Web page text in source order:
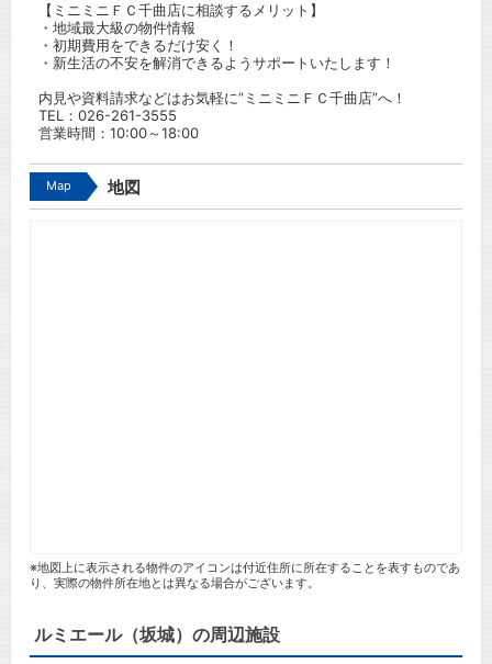
【ミニミニＦＣ千曲店に相談するメリット】
・地域最大級の物件情報
・初期費用をできるだけ安く！
・新生活の不安を解消できるようサポートいたします！
内見や資料請求などはお気軽に”ミニミニＦＣ千曲店”へ！
TEL： 026-261-3555
営業時間：10:00～18:00
Map 地図
※地図上に表示される物件のアイコンは付近住所に所在することを表すものであ
り、実際の物件所在地とは異なる場合がございます。
ルミエール（坂城）の周辺施設